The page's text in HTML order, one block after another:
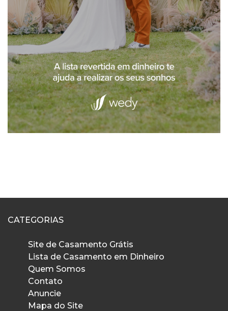
CATEGORIAS
Site de Casamento Grátis
Lista de Casamento em Dinheiro
Quem Somos
Contato
Anuncie
Mapa do Site